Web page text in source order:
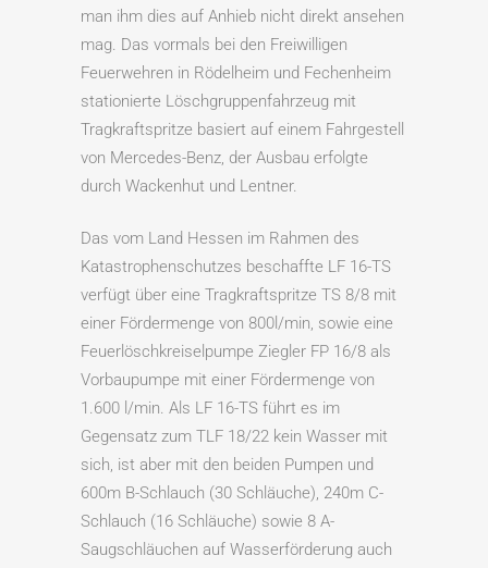
man ihm dies auf Anhieb nicht direkt ansehen
mag. Das vormals bei den Freiwilligen
Feuerwehren in Rödelheim und Fechenheim
stationierte Löschgruppenfahrzeug mit
Tragkraftspritze basiert auf einem Fahrgestell
von Mercedes-Benz, der Ausbau erfolgte
durch Wackenhut und Lentner.
Das vom Land Hessen im Rahmen des
Katastrophenschutzes beschaffte LF 16-TS
verfügt über eine Tragkraftspritze TS 8/8 mit
einer Fördermenge von 800l/min, sowie eine
Feuerlöschkreiselpumpe Ziegler FP 16/8 als
Vorbaupumpe mit einer Fördermenge von
1.600 l/min. Als LF 16-TS führt es im
Gegensatz zum TLF 18/22 kein Wasser mit
sich, ist aber mit den beiden Pumpen und
600m B-Schlauch (30 Schläuche), 240m C-
Schlauch (16 Schläuche) sowie 8 A-
Saugschläuchen auf Wasserförderung auch